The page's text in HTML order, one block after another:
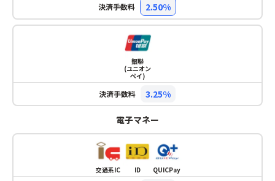
決済手数料 2.50%
銀聯
(ユニオン
ペイ)
決済手数料 3.25%
電子マネー
交通系IC ID QUICPay